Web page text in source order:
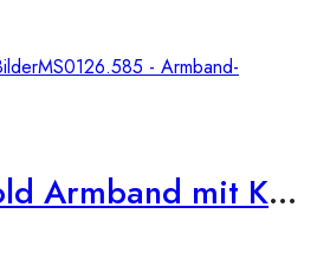
585er Gelbgold Armband mit Kreuz und Zirkonia